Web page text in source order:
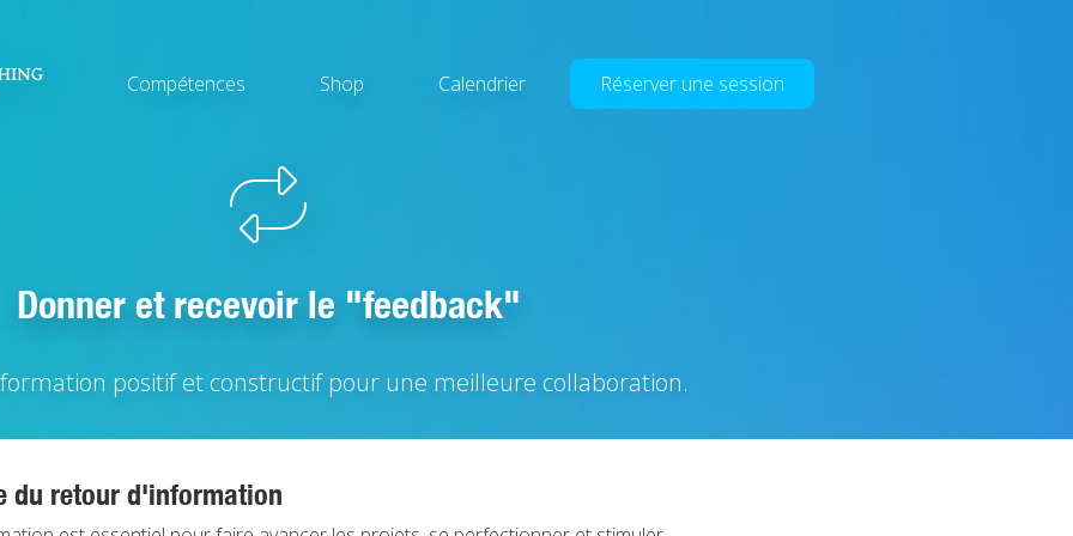
navigation
Compétences Shop Calendrier Réserver une session
Donner et recevoir le "feedback"
positif et constructif pour une meilleure collaboration.
du retour d'information